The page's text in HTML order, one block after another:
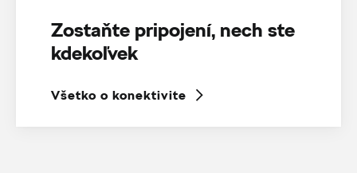
Zostaňte pripojení, nech ste
kdekoľvek
Všetko o konektivite